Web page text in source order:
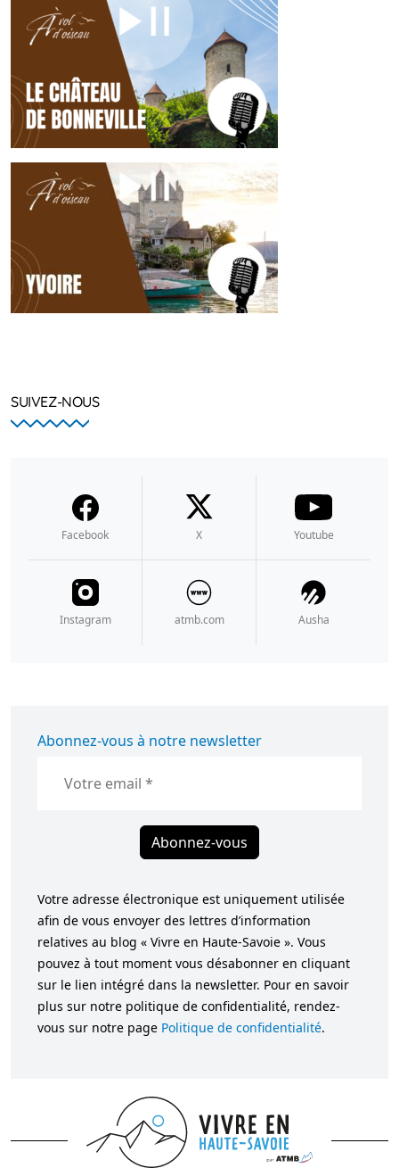
SUIVEZ-NOUS
Facebook X Youtube
Instagram atmb.com Ausha
Abonnez-vous à notre newsletter
Abonnez-vous
Votre adresse électronique est uniquement utilisée
afin de vous envoyer des lettres d’information
relatives au blog « Vivre en Haute-Savoie ». Vous
pouvez à tout moment vous désabonner en cliquant
sur le lien intégré dans la newsletter. Pour en savoir
plus sur notre politique de confidentialité, rendez-
vous sur notre page Politique de confidentialité.